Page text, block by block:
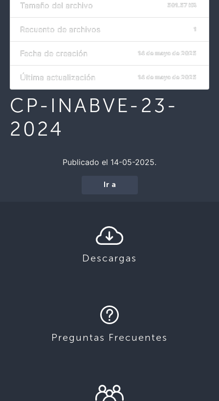
Tamaño del archivo 501.57 KB
Recuento de archivos 1
Fecha de creación 14 de mayo de 2025
Última actualización 14 de mayo de 2025
CP-INABVE-23-
2024
Publicado el 14-05-2025.
Ir a
Descargas
Preguntas Frecuentes